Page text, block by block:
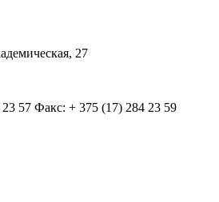
27
57 Факс: + 375 (17) 284 23 59